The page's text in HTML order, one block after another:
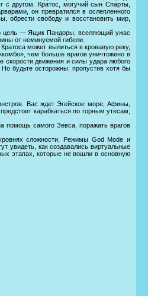
с другом. Кратос, могучий сын Спарты,
он превратился в ослепленного
обрести свободу и восстановить мир,
цель — Ящик Пандоры, вселяющий ужас
от неминуемой гибели.
может вылиться в кровавую реку,
чем больше врагов уничтожено в
скорости движения и силы удара любого
будьте осторожны: пропустив хотя бы
Вас ждет Эгейское море, Афины,
карабкаться по горным утесам,
помощь самого Зевса, поражать врагов
сложности. Режимы God Mode и
увидеть, как создавались виртуальные
этапах, которые не вошли в основную